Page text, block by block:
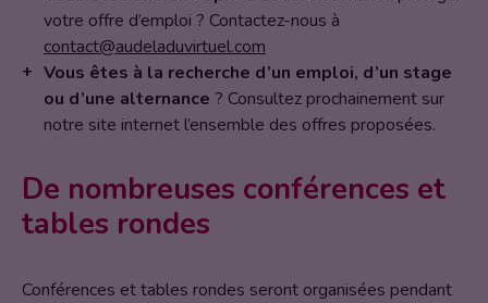
votre offre d’emploi ? Contactez-nous à
contact@audeladuvirtuel.com
Vous êtes à la recherche d’un emploi, d’un stage
ou d’une alternance ? Consultez prochainement sur
notre site internet l’ensemble des offres proposées.
De nombreuses conférences et
tables rondes
Conférences et tables rondes seront organisées pendant